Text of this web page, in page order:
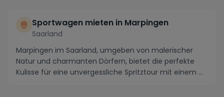
Sportwagen mieten in Marpingen
Saarland
Marpingen im Saarland, umgeben von malerischer
Natur und charmanten Dörfern, bietet die perfekte
Kulisse für eine unvergessliche Spritztour mit einem ...